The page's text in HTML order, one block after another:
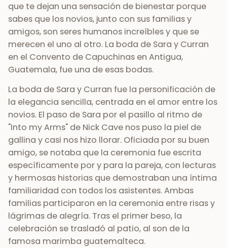
que te dejan una sensación de bienestar porque
sabes que los novios, junto con sus familias y
amigos, son seres humanos increíbles y que se
merecen el uno al otro. La boda de Sara y Curran
en el Convento de Capuchinas en Antigua,
Guatemala, fue una de esas bodas.
La boda de Sara y Curran fue la personificación de
la elegancia sencilla, centrada en el amor entre los
novios. El paso de Sara por el pasillo al ritmo de
"Into my Arms" de Nick Cave nos puso la piel de
gallina y casi nos hizo llorar. Oficiada por su buen
amigo, se notaba que la ceremonia fue escrita
específicamente por y para la pareja, con lecturas
y hermosas historias que demostraban una íntima
familiaridad con todos los asistentes. Ambas
familias participaron en la ceremonia entre risas y
lágrimas de alegría. Tras el primer beso, la
celebración se trasladó al patio, al son de la
famosa marimba guatemalteca.